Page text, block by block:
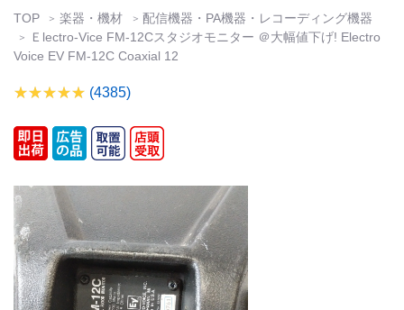
TOP 楽器・機材
配信機器・PA機器・レコーディング機器
Ｅlectro-Vice FM-12Cスタジオモニター ＠大幅値下げ! Electro
Voice EV FM-12C Coaxial 12
(4385)